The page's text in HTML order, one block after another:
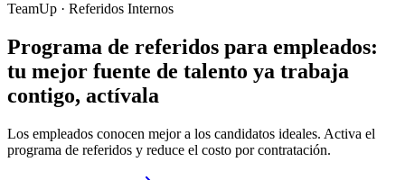
TeamUp · Referidos Internos
Programa de referidos para empleados:
tu mejor fuente de talento ya trabaja
contigo, actívala
Los empleados conocen mejor a los candidatos ideales. Activa el
programa de referidos y reduce el costo por contratación.